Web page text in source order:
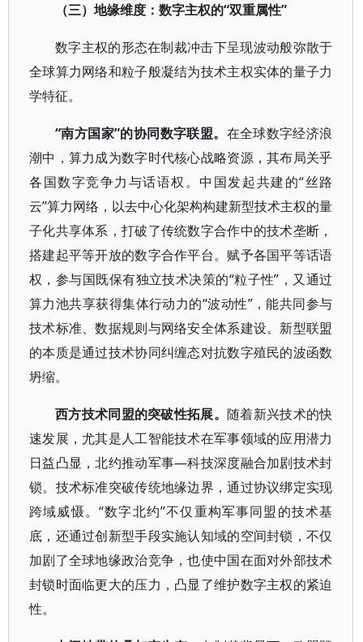
（三）地缘维度：数字主权的“双重属性”
数字主权的形态在制裁冲击下呈现波动般弥散于
全球算力网络和粒子般凝结为技术主权实体的量子力
学特征。
“南方国家”的协同数字联盟。 在全球数字经济浪
潮中，算力成为数字时代核心战略资源，其布局关乎
各国数字竞争力与话语权。中国发起共建的“丝路
云”算力网络，以去中心化架构构建新型技术主权的量
子化共享体系，打破了传统数字合作中的技术垄断，
搭建起平等开放的数字合作平台。赋予各国平等话语
权，参与国既保有独立技术决策的“粒子性”，又通过
算力池共享获得集体行动力的“波动性”，能共同参与
技术标准、数据规则与网络安全体系建设。新型联盟
的本质是通过技术协同纠缠态对抗数字殖民的波函数
坍缩。
西方技术同盟的突破性拓展。随着新兴技术的快
速发展，尤其是人工智能技术在军事领域的应用潜力
日益凸显，北约推动军事—科技深度融合加剧技术封
锁。技术标准突破传统地缘边界，通过协议绑定实现
跨域威慑。“数字北约”不仅重构军事同盟的技术基
底，还通过创新型手段实施认知域的空间封锁，不仅
加剧了全球地缘政治竞争，也使中国在面对外部技术
封锁时面临更大的压力，凸显了维护数字主权的紧迫
性。